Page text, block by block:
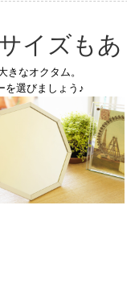
イズもあ
きなオクタム。
を選びましょう♪